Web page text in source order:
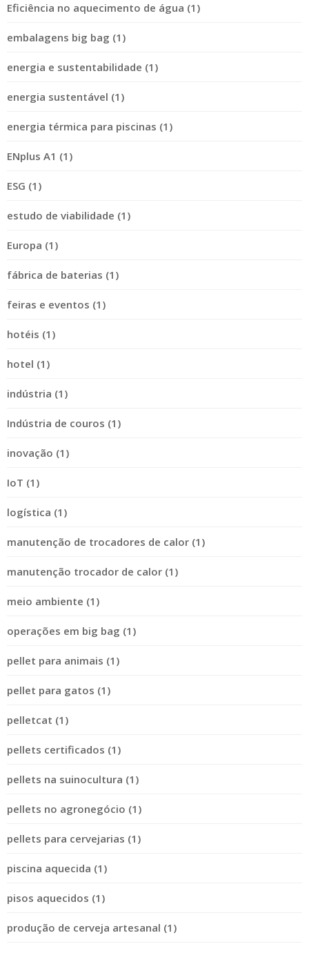
Eficiência no aquecimento de água (1)
embalagens big bag (1)
energia e sustentabilidade (1)
energia sustentável (1)
energia térmica para piscinas (1)
ENplus A1 (1)
ESG (1)
estudo de viabilidade (1)
Europa (1)
fábrica de baterias (1)
feiras e eventos (1)
hotéis (1)
hotel (1)
indústria (1)
Indústria de couros (1)
inovação (1)
IoT (1)
logística (1)
manutenção de trocadores de calor (1)
manutenção trocador de calor (1)
meio ambiente (1)
operações em big bag (1)
pellet para animais (1)
pellet para gatos (1)
pelletcat (1)
pellets certificados (1)
pellets na suinocultura (1)
pellets no agronegócio (1)
pellets para cervejarias (1)
piscina aquecida (1)
pisos aquecidos (1)
produção de cerveja artesanal (1)